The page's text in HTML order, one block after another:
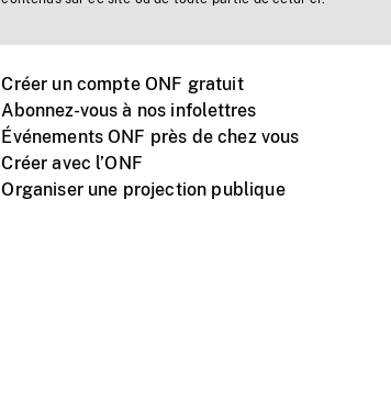
Créer un compte ONF gratuit
Abonnez-vous à nos infolettres
Événements ONF près de chez vous
Créer avec l’ONF
Organiser une projection publique